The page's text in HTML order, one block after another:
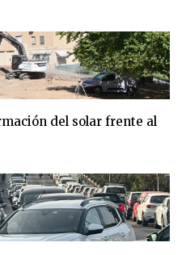
del solar frente al